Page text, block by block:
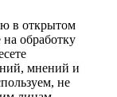
в открытом
на обработку
мнений и
не